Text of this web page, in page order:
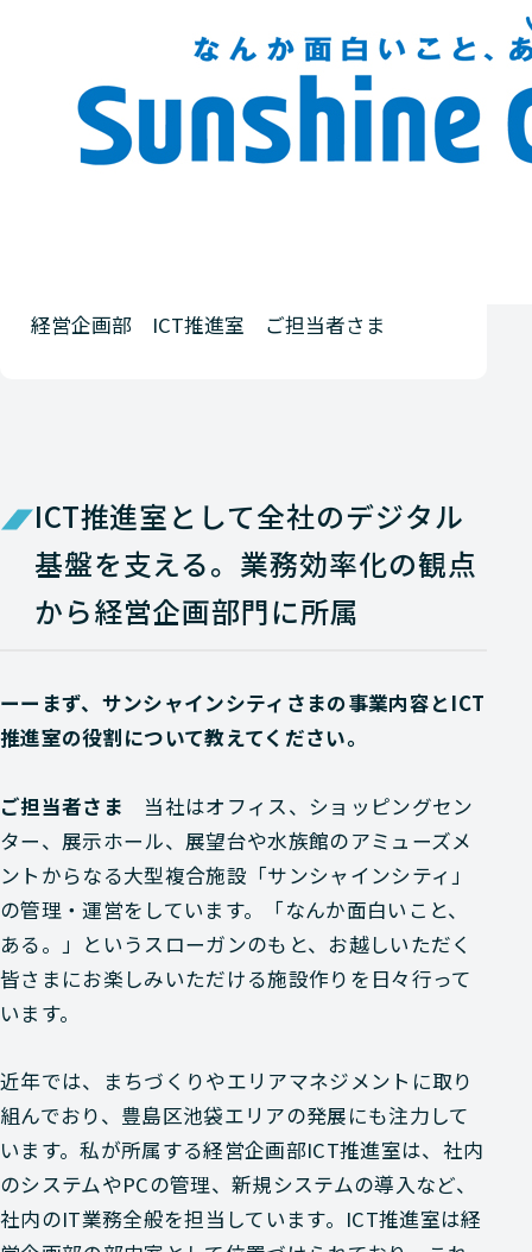
経営企画部 ICT推進室 ご担当者さま
ICT推進室として全社のデジタル
基盤を支える。業務効率化の観点
から経営企画部門に所属
ーーまず、サンシャインシティさまの事業内容とICT
推進室の役割について教えてください。
ご担当者さま 当社はオフィス、ショッピングセン
ター、展示ホール、展望台や水族館のアミューズメ
ントからなる大型複合施設「サンシャインシティ」
の管理・運営をしています。「なんか面白いこと、
ある。」というスローガンのもと、お越しいただく
皆さまにお楽しみいただける施設作りを日々行って
います。
近年では、まちづくりやエリアマネジメントに取り
組んでおり、豊島区池袋エリアの発展にも注力して
います。私が所属する経営企画部ICT推進室は、社内
のシステムやPCの管理、新規システムの導入など、
社内のIT業務全般を担当しています。ICT推進室は経